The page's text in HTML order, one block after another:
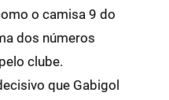
o camisa 9 do
dos números
clube.
que Gabigol